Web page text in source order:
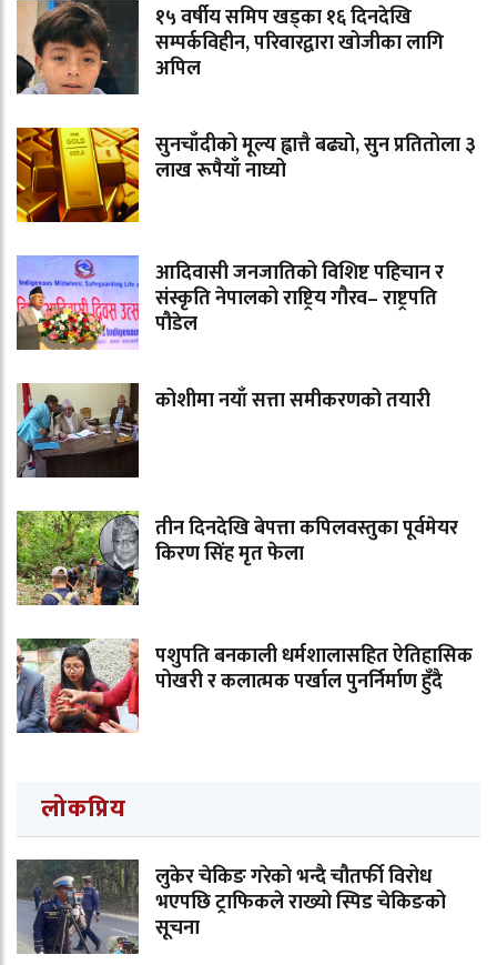
१५ वर्षीय समिप खड्का १६ दिनदेखि
सम्पर्कविहीन, परिवारद्वारा खोजीका लागि
अपिल
सुनचाँदीको मूल्य ह्वात्तै बढ्यो, सुन प्रतितोला ३
लाख रूपैयाँ नाघ्यो
आदिवासी जनजातिको विशिष्ट पहिचान र
संस्कृति नेपालको राष्ट्रिय गौरव– राष्ट्रपति
पौडेल
कोशीमा नयाँ सत्ता समीकरणको तयारी
तीन दिनदेखि बेपत्ता कपिलवस्तुका पूर्वमेयर
किरण सिंह मृत फेला
पशुपति बनकाली धर्मशालासहित ऐतिहासिक
पोखरी र कलात्मक पर्खाल पुनर्निर्माण हुँदै
लोकप्रिय
लुकेर चेकिङ गरेको भन्दै चौतर्फी विरोध
भएपछि ट्राफिकले राख्यो स्पिड चेकिङको
सूचना